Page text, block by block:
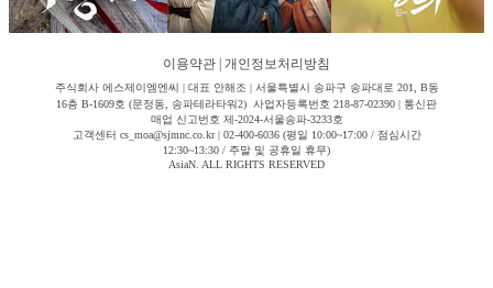
이용약관 개인정보처리방침
주식회사 에스제이엠엔씨 | 대표 안해조 | 서울특별시 송파구 송파대로 201, B동
16층 B-1609호 (문정동, 송파테라타워2) 사업자등록번호 218-87-02390 | 통신판
매업 신고번호 제-2024-서울송파-3233호
고객센터 cs_moa@sjmnc.co.kr | 02-400-6036 (평일 10:00~17:00 / 점심시간
12:30~13:30 / 주말 및 공휴일 휴무)
AsiaN. ALL RIGHTS RESERVED